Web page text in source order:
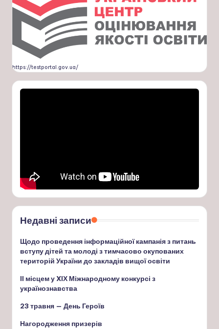
https://testportal.gov.ua/
Недавні записи
Щодо проведення інформаційної кампанія з питань
вступу дітей та молоді з тимчасово окупованих
територій України до закладів вищої освіти
ІІ місцем у XІХ Міжнародному конкурсі з
українознавства
23 травня — День Героїв
Нагородження призерів